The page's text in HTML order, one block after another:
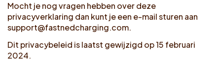
Mocht je nog vragen hebben over deze
privacyverklaring dan kunt je een e-mail sturen aan
support@fastnedcharging.com.
Dit privacybeleid is laatst gewijzigd op 15 februari
2024.